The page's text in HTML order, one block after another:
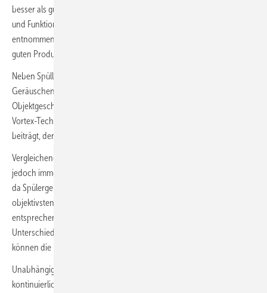
besser als gut abgeschnitten und bestätigen die bewährte Qualität
und Funktionalität unserer Produkte. Da sie direkt aus dem Markt
entnommen wurden, bieten sie eine realistische Einschätzung der
guten Produktleistung im Alltag.
Neben Spülleistung und Wassereffizienz spielt auch die
Geräuschentwicklung eine zunehmend wichtige Rolle – sowohl im
Objektgeschäft als auch im Privatbereich. Der Test zeigt, dass unsere
Vortex-Technologie Spülgeräusche sehr gut reduziert und dazu
beiträgt, den Komfort in modernen Bädern zu erhöhen.
Vergleichende Produkttests liefern zwar wertvolle Anhaltspunkte, sind
jedoch immer auch von den jeweiligen Prüfbedingungen abhängig,
da Spülergebnisse je nach Versuchsaufbau variieren können. Am
objektivsten und vergleichbarsten sind immer noch Prüfungen
entsprechend der Norm auf genormten Prüfständen, denn
Unterschiede in der Wahl des Spülkastens oder der Testmethodik
können die Bewertung beeinflussen.
Unabhängig vom Testergebnis entwickeln wir unsere WCs
kontinuierlich weiter. Unser Fokus liegt auf optimaler Spülleistung,